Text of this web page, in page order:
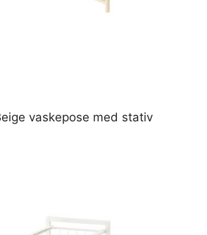
vaskepose med stativ